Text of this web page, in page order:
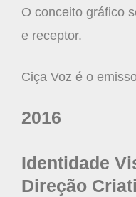
O conceito gráfico
e receptor.
Ciça Voz é o
2016
Identidade
Direção